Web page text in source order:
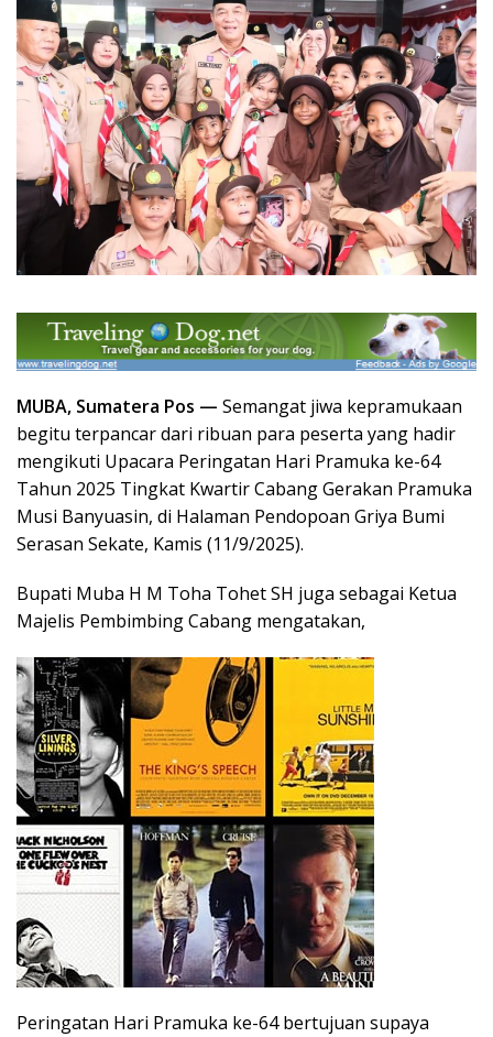
MUBA, Sumatera Pos — Semangat jiwa kepramukaan
begitu terpancar dari ribuan para peserta yang hadir
mengikuti Upacara Peringatan Hari Pramuka ke-64
Tahun 2025 Tingkat Kwartir Cabang Gerakan Pramuka
Musi Banyuasin, di Halaman Pendopoan Griya Bumi
Serasan Sekate, Kamis (11/9/2025).
Bupati Muba H M Toha Tohet SH juga sebagai Ketua
Majelis Pembimbing Cabang mengatakan,
Peringatan Hari Pramuka ke-64 bertujuan supaya